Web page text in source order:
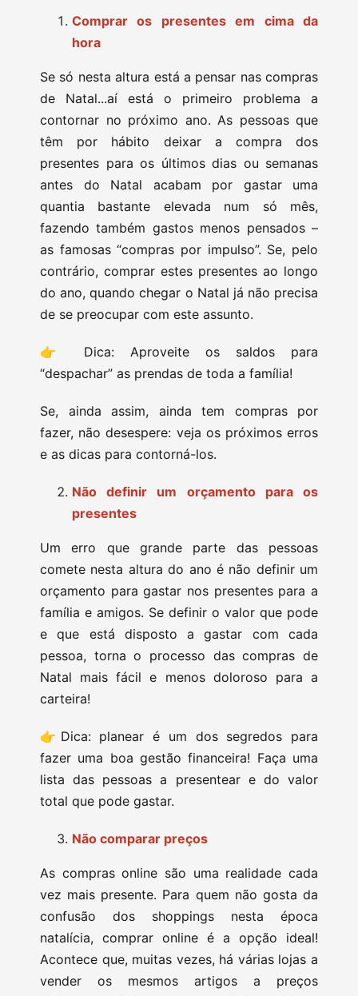
Comprar os presentes em cima da
hora
Se só nesta altura está a pensar nas compras
de Natal...aí está o primeiro problema a
contornar no próximo ano. As pessoas que
têm por hábito deixar a compra dos
presentes para os últimos dias ou semanas
antes do Natal acabam por gastar uma
quantia bastante elevada num só mês,
fazendo também gastos menos pensados –
as famosas “compras por impulso”. Se, pelo
contrário, comprar estes presentes ao longo
do ano, quando chegar o Natal já não precisa
de se preocupar com este assunto.
👉 Dica: Aproveite os saldos para
“despachar” as prendas de toda a família!
Se, ainda assim, ainda tem compras por
fazer, não desespere: veja os próximos erros
e as dicas para contorná-los.
Não definir um orçamento para os
presentes
Um erro que grande parte das pessoas
comete nesta altura do ano é não definir um
orçamento para gastar nos presentes para a
família e amigos. Se definir o valor que pode
e que está disposto a gastar com cada
pessoa, torna o processo das compras de
Natal mais fácil e menos doloroso para a
carteira!
👉Dica: planear é um dos segredos para
fazer uma boa gestão financeira! Faça uma
lista das pessoas a presentear e do valor
total que pode gastar.
Não comparar preços
As compras online são uma realidade cada
vez mais presente. Para quem não gosta da
confusão dos shoppings nesta época
natalícia, comprar online é a opção ideal!
Acontece que, muitas vezes, há várias lojas a
vender os mesmos artigos a preços